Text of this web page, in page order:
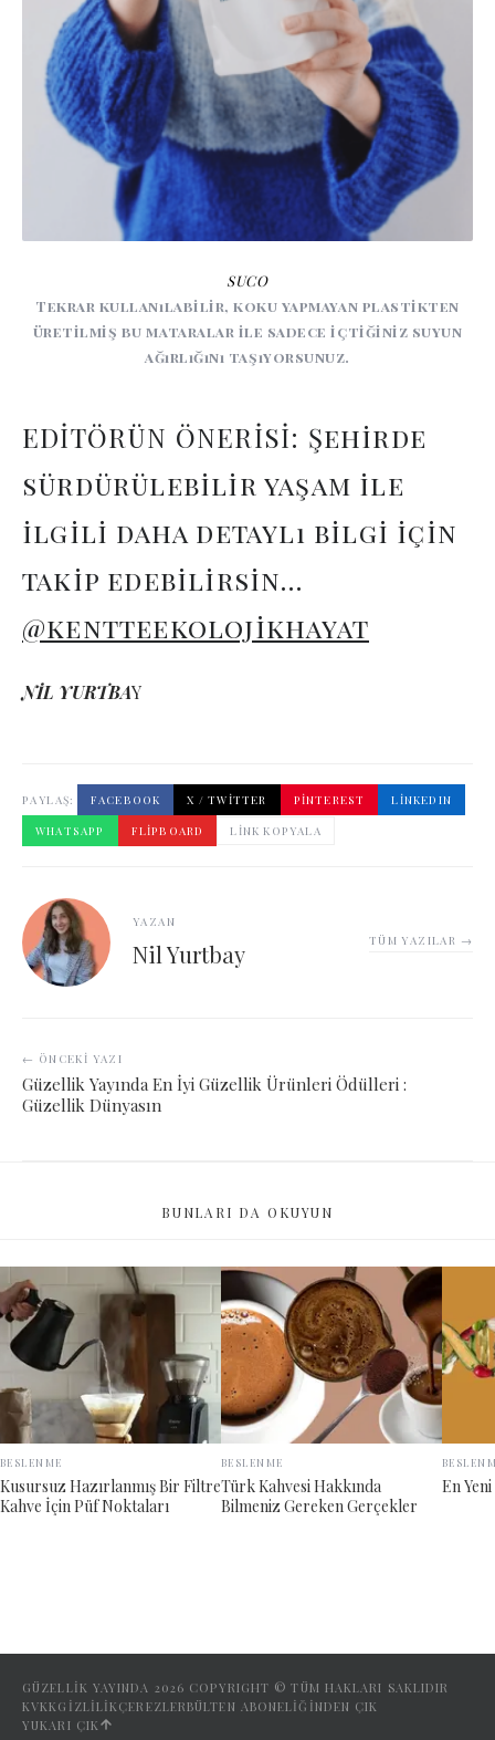
SUCO
Tekrar kullanılabilir, koku yapmayan plastikten
üretilmiş bu mataralar ile sadece içtiğiniz suyun
ağırlığını taşıyorsunuz.
EDİTÖRÜN ÖNERİSİ: Şehirde
sürdürülebilir yaşam ile
ilgili daha detaylı bilgi için
takip edebilirsin…
@kentteekolojikhayat
NİL YURTBAY
PAYLAŞ: FACEBOOK X / TWITTER PINTEREST
LINKEDIN
WHATSAPP
FLIPBOARD LINK KOPYALA
YAZAN
Nil Yurtbay TÜM YAZILAR →
← ÖNCEKI YAZI
Güzellik Yayında En İyi Güzellik Ürünleri Ödülleri :
Güzellik Dünyasın
BUNLARI DA OKUYUN
BESLENME
Kusursuz Hazırlanmış Bir Filtre
Kahve İçin Püf Noktaları
BESLENME
Türk Kahvesi Hakkında
Bilmeniz Gereken Gerçekler
En
GÜZELLİK YAYINDA 2026 COPYRIGHT © TÜM HAKLARI SAKLIDIR
KVKK GIZLILIK ÇEREZLERBÜLTEN ABONELIĞINDEN ÇIK
YUKARI ÇIK